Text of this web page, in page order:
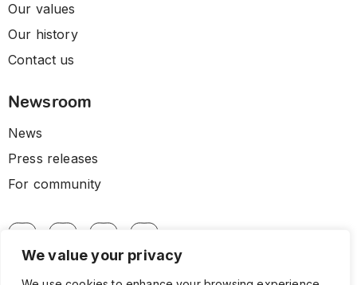
We value your privacy
Our values
Our history
Contact us
Newsroom
News
Press releases
For community